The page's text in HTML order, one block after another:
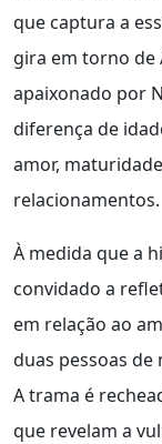
que captura a
gira em torno de
apaixonado por
diferença de
amor,
relacionamentos.
À medida que a
convidado a
em relação ao
duas pessoas
A trama é
que revelam a